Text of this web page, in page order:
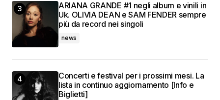
ARIANA GRANDE #1 negli album e vinili in
Uk. OLIVIA DEAN e SAM FENDER sempre
più da record nei singoli
news
Concerti e festival per i prossimi mesi. La
lista in continuo aggiornamento [Info e
Biglietti]